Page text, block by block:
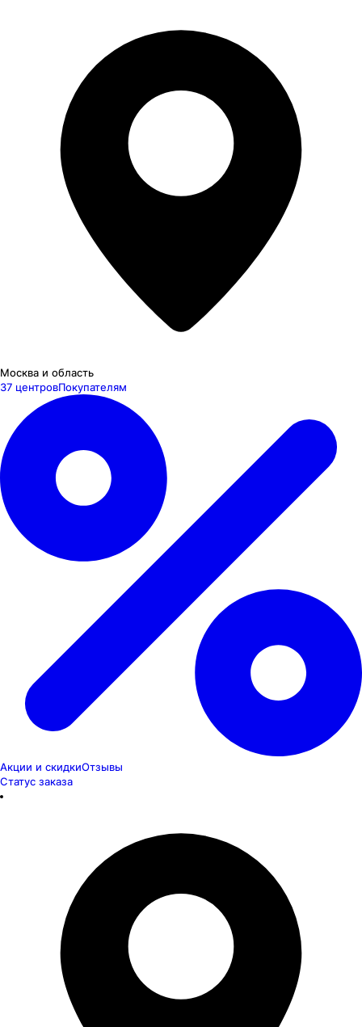
Москва и область
37 центровПокупателям
Акции и скидкиОтзывы
Статус заказа